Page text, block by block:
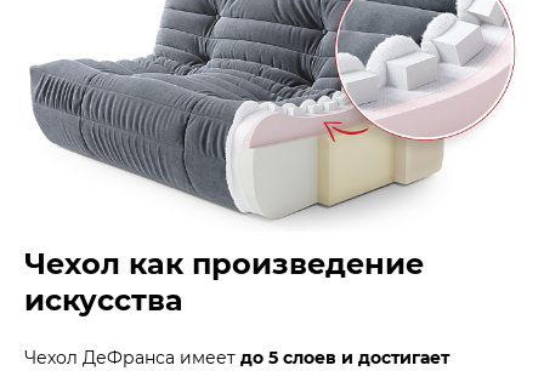
Чехол как произведение
искусства
Чехол ДеФранса имеет до 5 слоев и достигает